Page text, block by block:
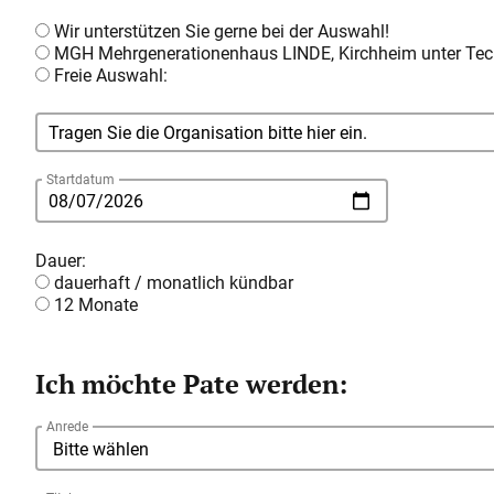
Wir unterstützen Sie gerne bei der Auswahl!
MGH Mehrgenerationenhaus LINDE, Kirchheim unter
Freie Auswahl:
Startdatum
Dauer:
dauerhaft / monatlich kündbar
12 Monate
Ich möchte Pate werden:
Anrede